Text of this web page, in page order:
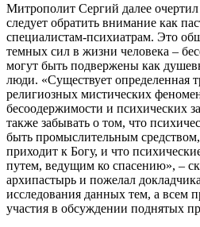
Митрополит Сергий далее
следует обратить внимание как
специалистам-психиатрам. Это
темных сил в жизни человека –
могут быть подвержены как
люди. «Существует определенная
религиозных мистических
бесоодержимости и психических
также забывать о том, что
быть промыслительным
приходит к Богу, и что
путем, ведущим ко спасению», –
архипастырь и пожелал
исследования данных тем, а всем
участия в обсуждении поднятых